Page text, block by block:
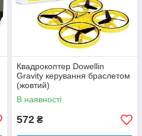
Квадрокоптер Dowellin
Gravity керування браслетом
(жовтий)
В наявності
572 ₴